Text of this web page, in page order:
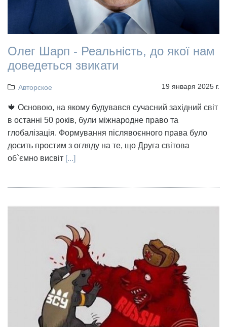
Олег Шарп - Реальність, до якої нам
доведеться звикати
Авторское 19 января 2025 г.
🍁 Основою, на якому будувався сучасний західний світ
в останні 50 років, були міжнародне право та
глобалізація. Формування післявоєнного права було
досить простим з огляду на те, що Друга світова
об`ємно висвіт [...]